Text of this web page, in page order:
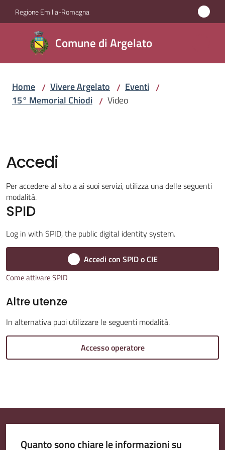
Vai al contenuto
Vai alla navigazione
Vai al footer
Regione Emilia-Romagna
Comune di Argelato
Comune
di
Argelato
Servizi
Vivere
Argelato
Amministrazione
Tutti
Home / Vivere Argelato / Eventi /
15° Memorial Chiodi / Video
Accedi
Per accedere al sito a ai suoi servizi, utilizza una delle seguenti
modalità.
SPID
Log in with SPID, the public digital identity system.
Accedi con SPID o CIE
Come attivare SPID
Altre utenze
In alternativa puoi utilizzare le seguenti modalità.
Accesso operatore
Quanto sono chiare le informazioni su